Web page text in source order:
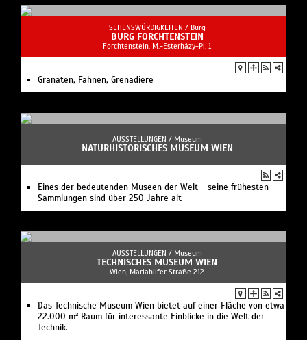
SEHENSWÜRDIGKEITEN / Burg
BURG FORCHTENSTEIN
Forchtenstein, M.-Esterházy-Pl. 1
Granaten, Fahnen, Grenadiere
AUSSTELLUNGEN / Museum
NATURHISTORISCHES MUSEUM WIEN
Eines der bedeutenden Museen der Welt - seine frühesten
Sammlungen sind über 250 Jahre alt
AUSSTELLUNGEN / Museum
TECHNISCHES MUSEUM WIEN
Wien, Mariahilfer Straße 212
Das Technische Museum Wien bietet auf einer Fläche von etwa
22.000 m² Raum für interessante Einblicke in die Welt der
Technik.